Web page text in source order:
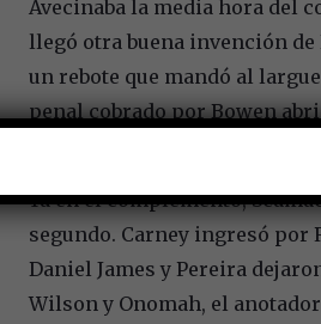
Avecinaba la media hora del
llegó otra buena invención de
un rebote que mandó al
penal cobrado por Bowen
Ya en el complemento,
segundo. Carney ingresó por
Daniel James y Pereira
Wilson y Onomah, el